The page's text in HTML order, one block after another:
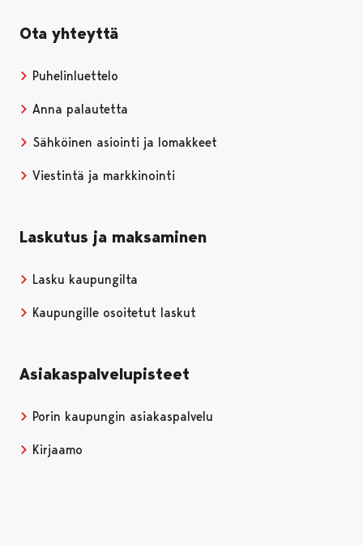
Ota yhteyttä
Puhelinluettelo
Anna palautetta
Sähköinen asiointi ja lomakkeet
Viestintä ja markkinointi
Laskutus ja maksaminen
Lasku kaupungilta
Kaupungille osoitetut laskut
Asiakaspalvelupisteet
Porin kaupungin asiakaspalvelu
Kirjaamo